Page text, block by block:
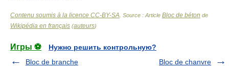
Contenu soumis à la licence CC-BY-SA . Source : Article Bloc de béton de
Wikipédia en français (auteurs)
Игры ⚽
Нужно решить контрольную?
Bloc de branche
Bloc de chanvre